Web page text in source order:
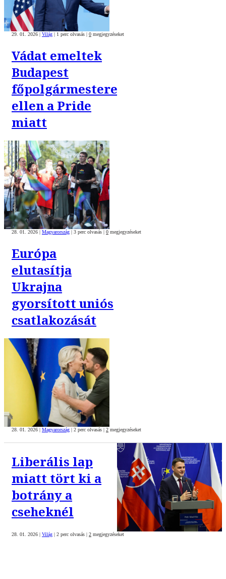
29. 01. 2026 Világ 1 perc olvasás 0 megjegyzéseket
Vádat emeltek
Budapest
főpolgármestere
ellen a Pride
miatt
28. 01. 2026 | Magyarország | 3 perc olvasás | 0 megjegyzéseket
Európa
elutasítja
Ukrajna
gyorsított uniós
csatlakozását
28. 01. 2026 | Magyarország | 2 perc olvasás | 2 megjegyzéseket
Liberális lap
miatt tört ki a
botrány a
cseheknél
28. 01. 2026 | Világ | 2 perc olvasás | 2 megjegyzéseket